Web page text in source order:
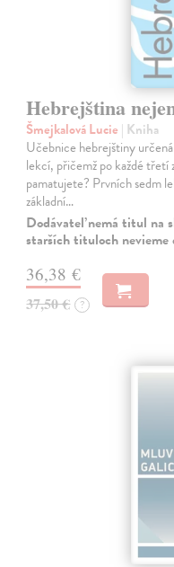
Hebrejština
Šmejkalová Lucie | Kniha
Učebnice hebrejštiny
lekcí, přičemž po každé třetí
pamatujete? Prvních sedm
základní…
Dodávateľ nemá titul na
starších tituloch nevieme
36,38 €
37,50 € ?